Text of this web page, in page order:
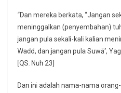
“Dan mereka berkata, “Jangan
meninggalkan (penyembahan)
jangan pula sekali-kali kalian
Wadd, dan jangan pula Suwā’,
[QS. Nuh 23]
Dan ini adalah nama-nama